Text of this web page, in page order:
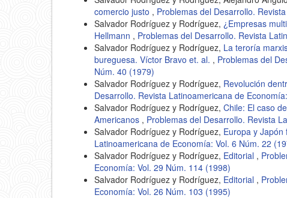
comercio justo , Problemas del Desarrollo.
Salvador Rodríguez y Rodríguez, ¿Empresas
Hellmann , Problemas del Desarrollo. Revista
Salvador Rodríguez y Rodríguez, La teroría
bureguesa. Víctor Bravo et. al. , Problemas del
Núm. 40 (1979)
Salvador Rodríguez y Rodríguez, Revolución
Desarrollo. Revista Latinoamericana de
Salvador Rodríguez y Rodríguez, Chile: El caso
Americanos , Problemas del Desarrollo. Revista
Salvador Rodríguez y Rodríguez, Europa y
Latinoamericana de Economía: Vol. 6 Núm. 22
Salvador Rodríguez y Rodríguez, Editorial ,
Economía: Vol. 29 Núm. 114 (1998)
Salvador Rodríguez y Rodríguez, Editorial ,
Economía: Vol. 26 Núm. 103 (1995)